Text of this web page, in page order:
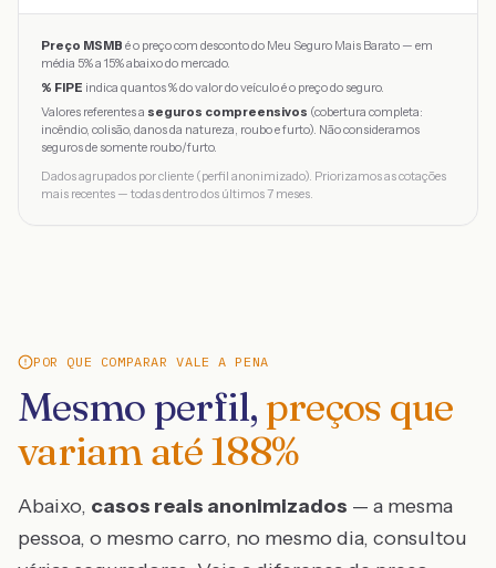
Preço MSMB é o preço com desconto do Meu Seguro Mais Barato — em
média 5% a 15% abaixo do mercado.
% FIPE indica quantos % do valor do veículo é o preço do seguro.
Valores referentes a seguros compreensivos (cobertura completa:
incêndio, colisão, danos da natureza, roubo e furto). Não consideramos
seguros de somente roubo/furto.
Dados agrupados por cliente (perfil anonimizado). Priorizamos as cotações
mais recentes — todas dentro dos últimos 7 meses.
POR QUE COMPARAR VALE A PENA
Mesmo perfil, preços que
variam até188%
Abaixo, casos reais anonimizados — a mesma
pessoa, o mesmo carro, no mesmo dia, consultou